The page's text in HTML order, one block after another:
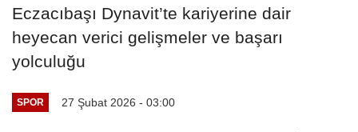
Eczacıbaşı Dynavit’te kariyerine dair
heyecan verici gelişmeler ve başarı
yolculuğu
SPOR 27 Şubat 2026 - 03:00